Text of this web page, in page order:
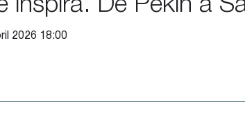
inspira. De Pekín a
2026 18:00